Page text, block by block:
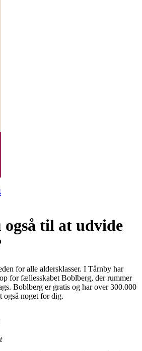
til at udvide
for alle aldersklasser. I Tårnby har
for fællesskabet Boblberg, der rummer
Boblberg er gratis og har over 300.000
også noget for dig.